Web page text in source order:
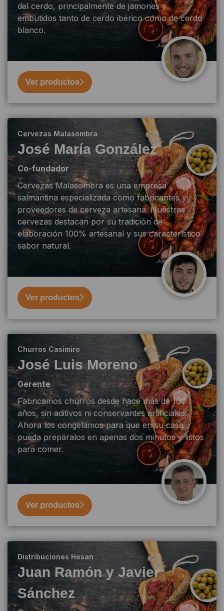
del cerdo, principalmente de jamones y
embutidos tanto de cerdo ibérico como de cerdo
blanco.
Ver productos
Cervezas Malasombra
José María González
Co-fundador
Cervezas Malasombra es una empresa
salmantina especializada como fabricantes y
proveedores de cerveza artesana. Nuestras
cervezas destacan por su tradición de
elaboración 100% artesanal y sus característico
sabor natural.
Ver productos
Churros Casimiro
José Luis Moreno
Gerente
Fabricamos churros desde hace más de 100
años, sin aditivos ni conservantes artificiales.
Ahora los congelamos para que en su casa
pueda prepáralos en apenas dos minutos y listos
para comer.
Ver productos
Distribuciones Hesan
Juan Ramón y Javier
Sánchez